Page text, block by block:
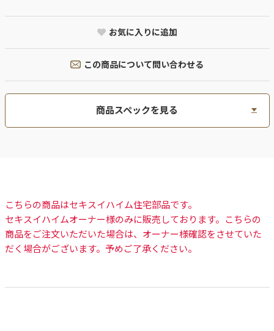
お気に入りに追加
この商品について問い合わせる
商品スペックを見る
こちらの商品はセキスイハイム住宅部品です。
セキスイハイムオーナー様のみに販売しております。こちらの
商品をご注文いただいた場合は、オーナー様確認をさせていた
だく場合がございます。予めご了承ください。